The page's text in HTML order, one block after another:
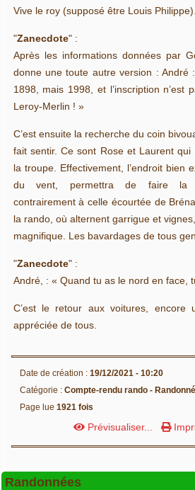
Vive le roy (supposé être Louis Philippe).
"Zanecdote" :
Après les informations données par
donne une toute autre version : André
1898, mais 1998, et l’inscription n’est
Leroy-Merlin ! »
C’est ensuite la recherche du coin
fait sentir. Ce sont Rose et Laurent
la troupe. Effectivement, l’endroit bien
du vent, permettra de faire la
contrairement à celle écourtée de
la rando, où alternent garrigue et
magnifique. Les bavardages de tous
"Zanecdote" :
André, : « Quand tu as le nord en face,
C’est le retour aux voitures, encore
appréciée de tous.
Date de création : 19/12/2021 - 10:20
Catégorie : Compte-rendu rando -
Page lue 1921 fois
Prévisualiser...
Randonnées